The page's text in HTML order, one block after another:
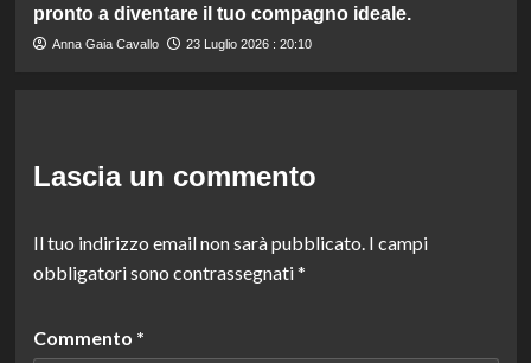
pronto a diventare il tuo compagno ideale.
Anna Gaia Cavallo 23 Luglio 2026 : 20:10
Lascia un commento
Il tuo indirizzo email non sarà pubblicato. I campi
obbligatori sono contrassegnati*
Commento *